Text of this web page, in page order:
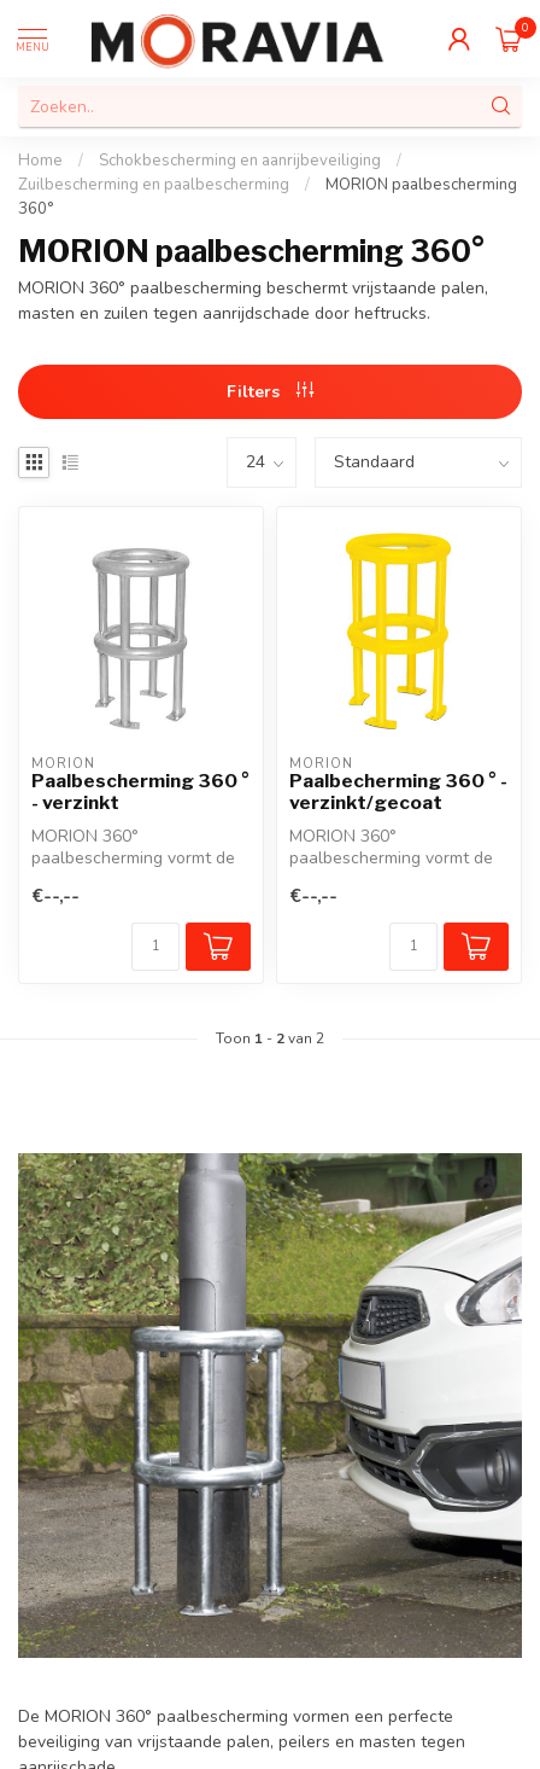
MENU
0
Home / Schokbescherming en aanrijbeveiliging
/
Zuilbescherming en paalbescherming
/
MORION paalbescherming
360°
MORION paalbescherming 360°
MORION 360° paalbescherming beschermt vrijstaande palen,
masten en zuilen tegen aanrijdschade door heftrucks.
Filters
MORION
Paalbescherming 360 °
- verzinkt
MORION 360°
paalbescherming vormt de
vrijstaande palen,...
€--,--
MORION
Paalbecherming 360 ° -
verzinkt/gecoat
MORION 360°
paalbescherming vormt de
vrijstaande palen,...
€--,--
Toon 1 - 2van 2
De MORION 360° paalbescherming vormen een perfecte
beveiliging van vrijstaande palen, peilers en masten tegen